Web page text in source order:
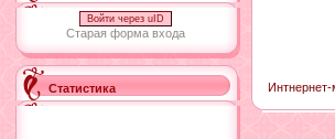
Войти через uID
Старая форма входа
Статистика Интнернет-